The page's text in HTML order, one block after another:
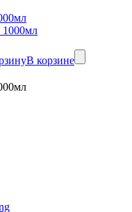
В корзине